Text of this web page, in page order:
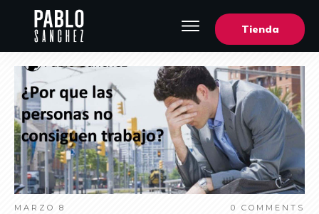
Tienda
MARZO 8 0 COMMENTS